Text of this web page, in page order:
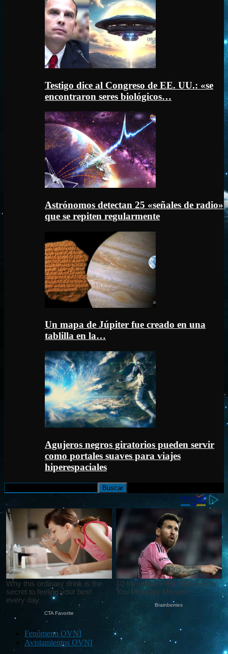
Testigo dice al Congreso de EE. UU.: «se
encontraron seres biológicos…
Astrónomos detectan 25 «señales de radio»
que se repiten regularmente
Un mapa de Júpiter fue creado en una
tablilla en la…
Agujeros negros giratorios pueden servir
como portales suaves para viajes
hiperespaciales
Fenómeno OVNI
Avistamientos OVNI